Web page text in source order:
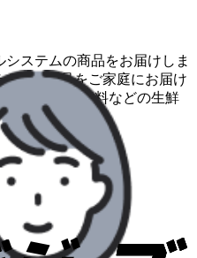
ステムの商品をお届けしま
」の商品をご家庭にお届け
品は野菜・飲料などの生鮮